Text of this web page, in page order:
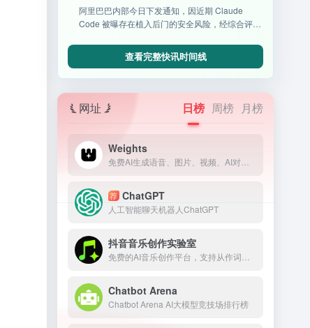
阿里巴巴内部今日下发通知，因近期 Claude
Code 被曝存在植入后门的安全风险，经综合评估
查看完整快讯时间线
网址 日榜 周榜 月榜
Weights
荐 ChatGPT
人工智能聊天机器人ChatGPT
抖音音乐创作实验室
Chatbot Arena
Chatbot Arena AI大模型竞技场排行榜